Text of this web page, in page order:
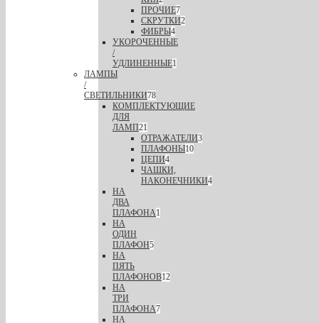
ПРОЧИЕ7
СКРУТКИ2
ФИБРЫ4
УКОРОЧЕННЫЕ
/
УДЛИНЕННЫЕ1
ЛАМПЫ
/
СВЕТИЛЬНИКИ78
КОМПЛЕКТУЮЩИЕ
ДЛЯ
ЛАМП21
ОТРАЖАТЕЛИ3
ПЛАФОНЫ10
ЦЕПИ4
ЧАШКИ,
НАКОНЕЧНИКИ4
НА
ДВА
ПЛАФОНА1
НА
ОДИН
ПЛАФОН5
НА
ПЯТЬ
ПЛАФОНОВ12
НА
ТРИ
ПЛАФОНА7
НА